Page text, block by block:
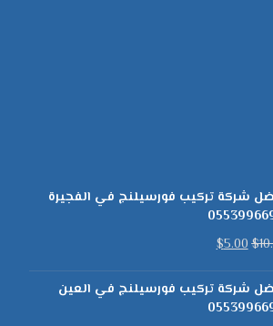
شركة تركيب فورسيلنج في الفجيرة
$
$5.00
شركة تركيب فورسيلنج في العين